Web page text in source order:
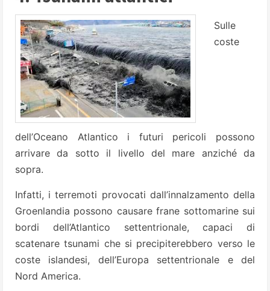
Sulle
coste
dell’Oceano Atlantico i futuri pericoli possono
arrivare da sotto il livello del mare anziché da
sopra.
Infatti, i terremoti provocati dall’innalzamento della
Groenlandia possono causare frane sottomarine sui
bordi dell’Atlantico settentrionale, capaci di
scatenare tsunami che si precipiterebbero verso le
coste islandesi, dell’Europa settentrionale e del
Nord America.